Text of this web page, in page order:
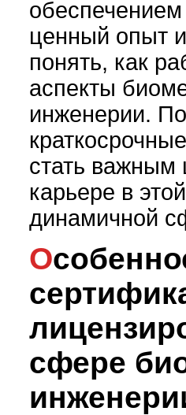
ценный опыт
понять, как
аспекты
инженерии.
стать важным
карьере в
динамичной
Особенности
сфере